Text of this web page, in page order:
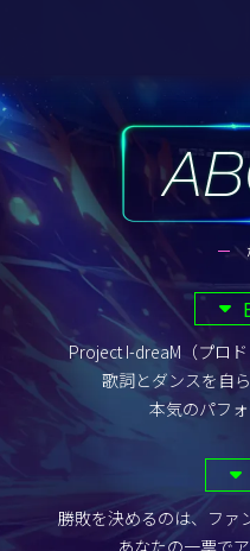
Project I-dreaM（プロ
歌詞とダンスを自
本気のパフ
勝敗を決めるのは、ファ
あなたの一票で